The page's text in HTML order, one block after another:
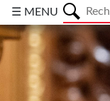
☰ MENU